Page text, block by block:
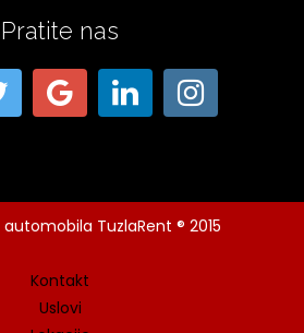
Pratite nas
TuzlaRent ® 2015
Kontakt
Uslovi